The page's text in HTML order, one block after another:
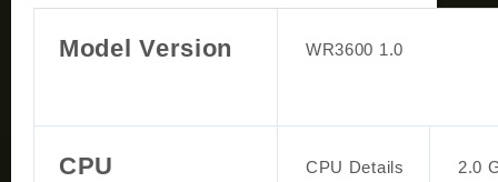
Model Version WR3600 1.0
CPU CPU Details
2.0